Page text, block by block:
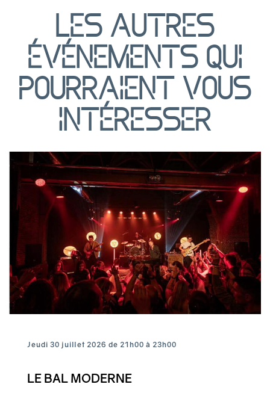
Les autres
événements qui
pourraient vous
intéresser
Jeudi 30 juillet 2026 de 21h00 à 23h00
LE BAL MODERNE